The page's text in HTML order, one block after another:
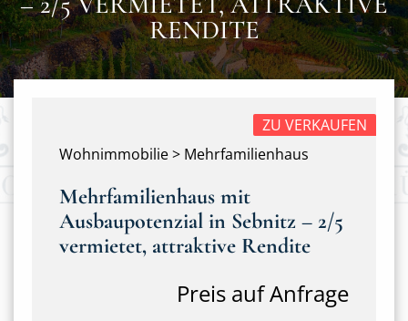
RENDITE
Wohnimmobilie > Mehrfamilienhaus
ZU VERKAUFEN
Mehrfamilienhaus mit
Ausbaupotenzial in Sebnitz – 2/5
vermietet, attraktive Rendite
Preis auf Anfrage